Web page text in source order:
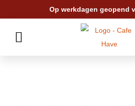
naar
Op werkdagen geopend